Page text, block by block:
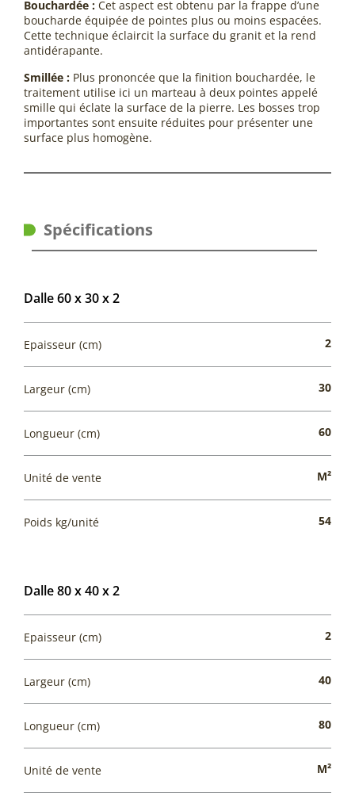
Bouchardée : Cet aspect est obtenu par la frappe d’une
boucharde équipée de pointes plus ou moins espacées.
Cette technique éclaircit la surface du granit et la rend
antidérapante.
Smillée : Plus prononcée que la finition bouchardée, le
traitement utilise ici un marteau à deux pointes appelé
smille qui éclate la surface de la pierre. Les bosses trop
importantes sont ensuite réduites pour présenter une
surface plus homogène.
Spécifications
Dalle 60 x 30 x 2
Epaisseur (cm) 2
Largeur (cm) 30
Longueur (cm) 60
Unité de vente M²
Poids kg/unité 54
Dalle 80 x 40 x 2
Epaisseur (cm) 2
Largeur (cm) 40
Longueur (cm) 80
Unité de vente M²